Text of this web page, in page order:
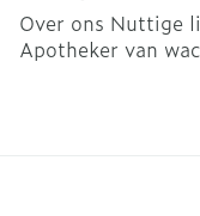
Over ons Nuttige
Apotheker van